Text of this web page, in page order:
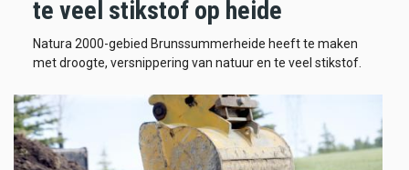
te veel stikstof op heide
Natura 2000-gebied Brunssummerheide heeft te maken
met droogte, versnippering van natuur en te veel stikstof.